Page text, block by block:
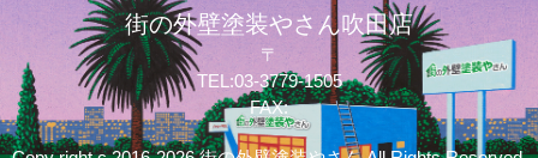
街の外壁塗装やさん吹田店
〒
TEL:03-3779-1505
FAX: